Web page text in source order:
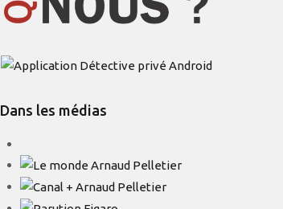
Dans les médias